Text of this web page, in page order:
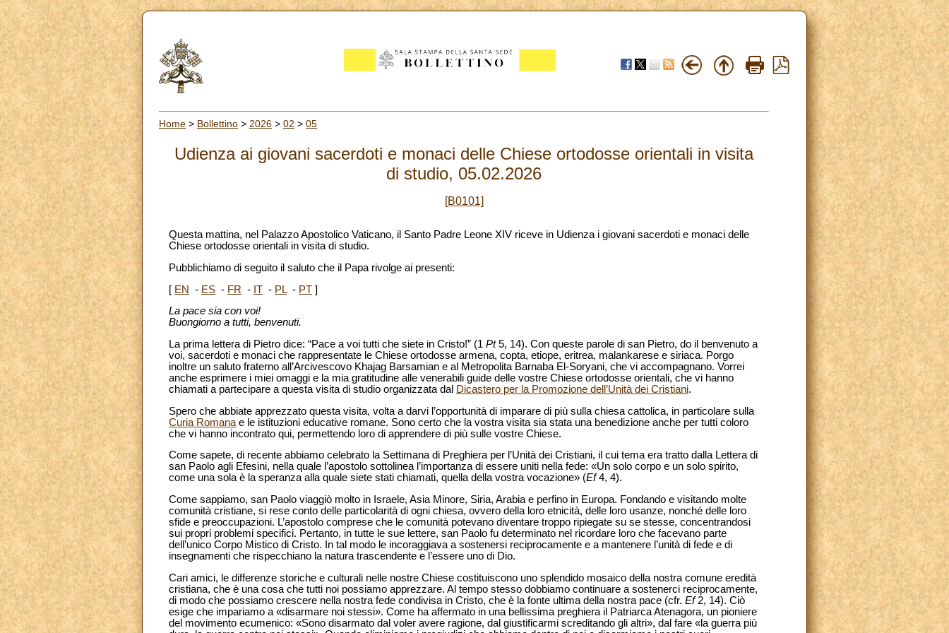
Home > Bollettino > 2026 > 02 > 05
Udienza ai giovani sacerdoti e monaci delle Chiese ortodosse orientali in visita
di studio, 05.02.2026
[B0101]
Questa mattina, nel Palazzo Apostolico Vaticano, il Santo Padre Leone XIV riceve in Udienza i giovani sacerdoti e monaci delle
Chiese ortodosse orientali in visita di studio.
Pubblichiamo di seguito il saluto che il Papa rivolge ai presenti:
[ EN - ES - FR - IT - PL- PT ]
La pace sia con voi!
Buongiorno a tutti, benvenuti.
La prima lettera di Pietro dice: “Pace a voi tutti che siete in Cristo!” (1 Pt5, 14). Con queste parole di san Pietro, do il benvenuto a
voi, sacerdoti e monaci che rappresentate le Chiese ortodosse armena, copta, etiope, eritrea, malankarese e siriaca. Porgo
inoltre un saluto fraterno all’Arcivescovo Khajag Barsamian e al Metropolita Barnaba El-Soryani, che vi accompagnano. Vorrei
anche esprimere i miei omaggi e la mia gratitudine alle venerabili guide delle vostre Chiese ortodosse orientali, che vi hanno
chiamati a partecipare a questa visita di studio organizzata dal Dicastero per la Promozione dell’Unità dei Cristiani.
Spero che abbiate apprezzato questa visita, volta a darvi l’opportunità di imparare di più sulla chiesa cattolica, in particolare sulla
Curia Romana e le istituzioni educative romane. Sono certo che la vostra visita sia stata una benedizione anche per tutti coloro
che vi hanno incontrato qui, permettendo loro di apprendere di più sulle vostre Chiese.
Come sapete, di recente abbiamo celebrato la Settimana di Preghiera per l’Unità dei Cristiani, il cui tema era tratto dalla Lettera di
san Paolo agli Efesini, nella quale l’apostolo sottolinea l’importanza di essere uniti nella fede: «Un solo corpo e un solo spirito,
come una sola è la speranza alla quale siete stati chiamati, quella della vostra vocazione» (Ef4, 4).
Come sappiamo, san Paolo viaggiò molto in Israele, Asia Minore, Siria, Arabia e perfino in Europa. Fondando e visitando molte
comunità cristiane, si rese conto delle particolarità di ogni chiesa, ovvero della loro etnicità, delle loro usanze, nonché delle loro
sfide e preoccupazioni. L’apostolo comprese che le comunità potevano diventare troppo ripiegate su se stesse, concentrandosi
sui propri problemi specifici. Pertanto, in tutte le sue lettere, san Paolo fu determinato nel ricordare loro che facevano parte
dell’unico Corpo Mistico di Cristo. In tal modo le incoraggiava a sostenersi reciprocamente e a mantenere l’unità di fede e di
insegnamenti che rispecchiano la natura trascendente e l’essere uno di Dio.
Cari amici, le differenze storiche e culturali nelle nostre Chiese costituiscono uno splendido mosaico della nostra comune eredità
cristiana, che è una cosa che tutti noi possiamo apprezzare. Al tempo stesso dobbiamo continuare a sostenerci reciprocamente,
di modo che possiamo crescere nella nostra fede condivisa in Cristo, che è la fonte ultima della nostra pace (cfr. Ef2, 14). Ciò
esige che impariamo a «disarmare noi stessi». Come ha affermato in una bellissima preghiera il Patriarca Atenagora, un pioniere
del movimento ecumenico: «Sono disarmato dal voler avere ragione, dal giustificarmi screditando gli altri», dal fare «la guerra più